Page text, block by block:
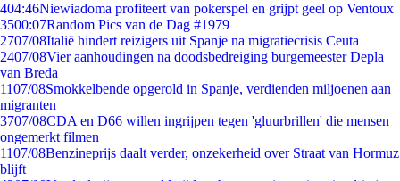
404:46Niewiadoma profiteert van pokerspel en grijpt geel op Ventoux
3500:07Random Pics van de Dag #1979
2707/08Italië hindert reizigers uit Spanje na migratiecrisis Ceuta
2407/08Vier aanhoudingen na doodsbedreiging burgemeester Depla
van Breda
1107/08Smokkelbende opgerold in Spanje, verdienden miljoenen aan
migranten
3707/08CDA en D66 willen ingrijpen tegen 'gluurbrillen' die mensen
ongemerkt filmen
1107/08Benzineprijs daalt verder, onzekerheid over Straat van Hormuz
blijft